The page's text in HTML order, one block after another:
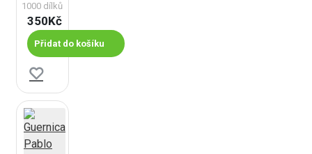
1000 dílků
350Kč
Přidat do košíku